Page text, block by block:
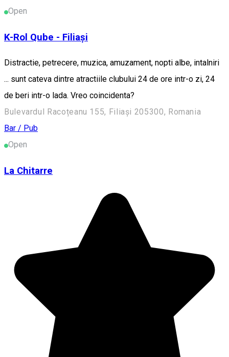
Open
K-Rol Qube - Filiași
Distractie, petrecere, muzica, amuzament, nopti albe, intalniri
... sunt cateva dintre atractiile clubului 24 de ore intr-o zi, 24
de beri intr-o lada. Vreo coincidenta?
Bulevardul Racoțeanu 155, Filiași 205300, Romania
Bar / Pub
Open
La Chitarre